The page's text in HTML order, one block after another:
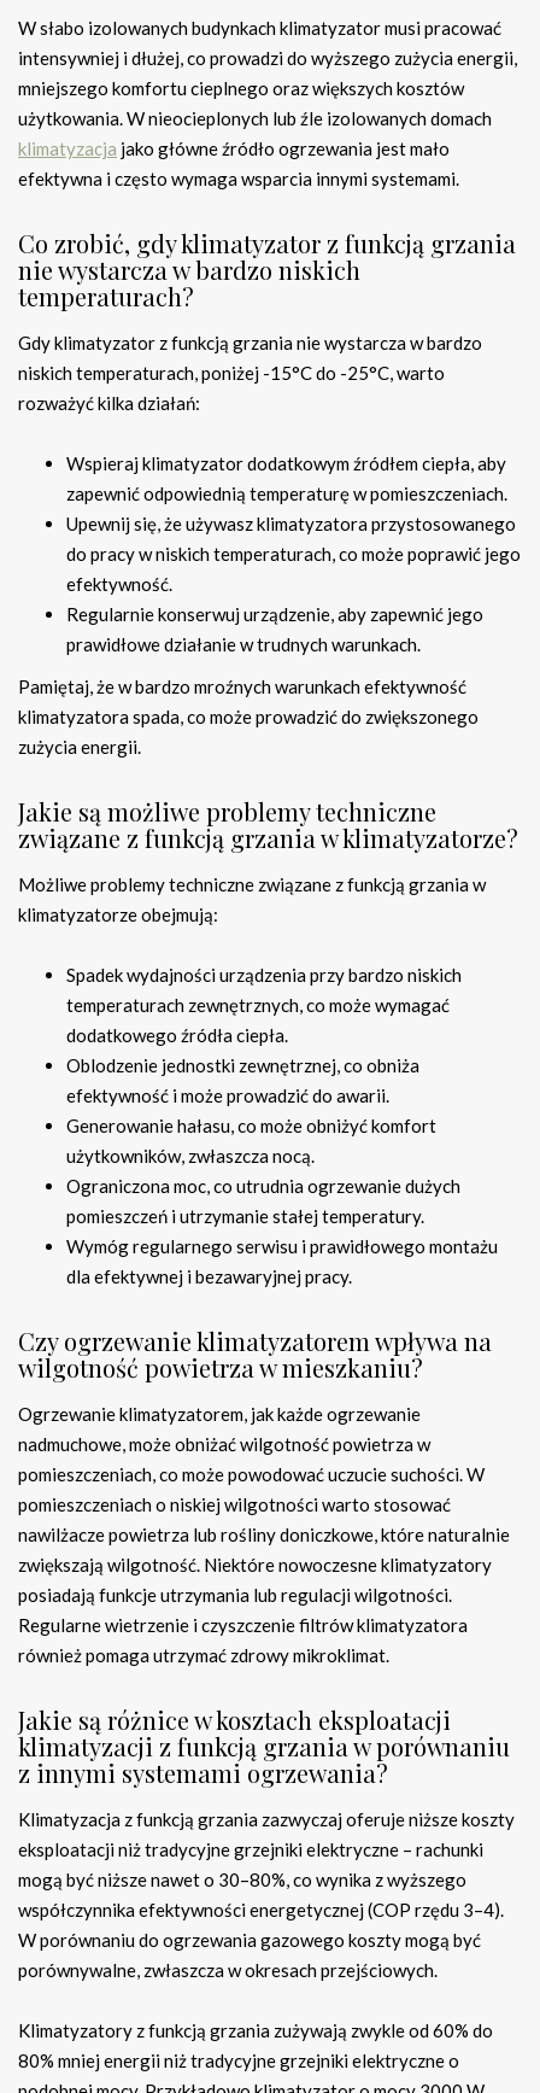
W słabo izolowanych budynkach klimatyzator musi pracować
intensywniej i dłużej, co prowadzi do wyższego zużycia energii,
mniejszego komfortu cieplnego oraz większych kosztów
użytkowania. W nieocieplonych lub źle izolowanych domach
klimatyzacja jako główne źródło ogrzewania jest mało
efektywna i często wymaga wsparcia innymi systemami.
Co zrobić, gdy klimatyzator z funkcją grzania
nie wystarcza w bardzo niskich
temperaturach?
Gdy klimatyzator z funkcją grzania nie wystarcza w bardzo
niskich temperaturach, poniżej -15°C do -25°C, warto
rozważyć kilka działań:
Wspieraj klimatyzator dodatkowym źródłem ciepła, aby
zapewnić odpowiednią temperaturę w pomieszczeniach.
Upewnij się, że używasz klimatyzatora przystosowanego
do pracy w niskich temperaturach, co może poprawić jego
efektywność.
Regularnie konserwuj urządzenie, aby zapewnić jego
prawidłowe działanie w trudnych warunkach.
Pamiętaj, że w bardzo mroźnych warunkach efektywność
klimatyzatora spada, co może prowadzić do zwiększonego
zużycia energii.
Jakie są możliwe problemy techniczne
związane z funkcją grzania w klimatyzatorze?
Możliwe problemy techniczne związane z funkcją grzania w
klimatyzatorze obejmują:
Spadek wydajności urządzenia przy bardzo niskich
temperaturach zewnętrznych, co może wymagać
dodatkowego źródła ciepła.
Oblodzenie jednostki zewnętrznej, co obniża
efektywność i może prowadzić do awarii.
Generowanie hałasu, co może obniżyć komfort
użytkowników, zwłaszcza nocą.
Ograniczona moc, co utrudnia ogrzewanie dużych
pomieszczeń i utrzymanie stałej temperatury.
Wymóg regularnego serwisu i prawidłowego montażu
dla efektywnej i bezawaryjnej pracy.
Czy ogrzewanie klimatyzatorem wpływa na
wilgotność powietrza w mieszkaniu?
Ogrzewanie klimatyzatorem, jak każde ogrzewanie
nadmuchowe, może obniżać wilgotność powietrza w
pomieszczeniach, co może powodować uczucie suchości. W
pomieszczeniach o niskiej wilgotności warto stosować
nawilżacze powietrza lub rośliny doniczkowe, które naturalnie
zwiększają wilgotność. Niektóre nowoczesne klimatyzatory
posiadają funkcje utrzymania lub regulacji wilgotności.
Regularne wietrzenie i czyszczenie filtrów klimatyzatora
również pomaga utrzymać zdrowy mikroklimat.
Jakie są różnice w kosztach eksploatacji
klimatyzacji z funkcją grzania w porównaniu
z innymi systemami ogrzewania?
Klimatyzacja z funkcją grzania zazwyczaj oferuje niższe koszty
eksploatacji niż tradycyjne grzejniki elektryczne – rachunki
mogą być niższe nawet o 30–80%, co wynika z wyższego
współczynnika efektywności energetycznej (COP rzędu 3–4).
W porównaniu do ogrzewania gazowego koszty mogą być
porównywalne, zwłaszcza w okresach przejściowych.
Klimatyzatory z funkcją grzania zużywają zwykle od 60% do
80% mniej energii niż tradycyjne grzejniki elektryczne o